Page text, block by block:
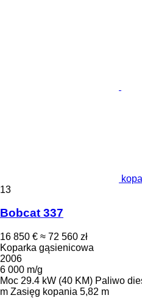
13
Bobcat 337
16 850 € ≈ 72 560 zł
Koparka gąsienicowa
2006
6 000 m/g
Moc 29.4 kW (40 KM) Paliwo
m Zasięg kopania 5,82 m